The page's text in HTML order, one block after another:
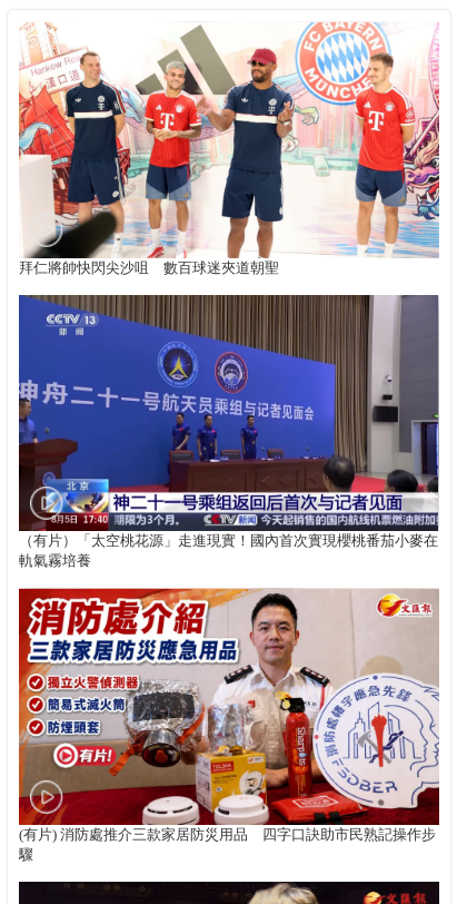
拜仁將帥快閃尖沙咀 數百球迷夾道朝聖
（有片）「太空桃花源」走進現實！國內首次實現櫻桃番茄小麥在
軌氣霧培養
(有片) 消防處推介三款家居防災用品 四字口訣助市民熟記操作步
驟